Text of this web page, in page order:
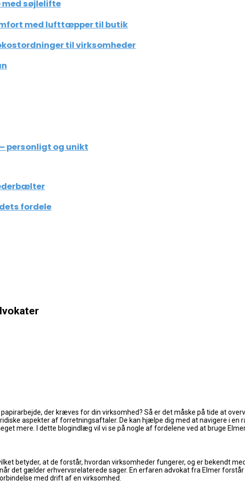
søjlelifte
med lufttæpper til butik
til virksomheder
personligt og unikt
fordele
der kræves for din virksomhed? Så er det måske på tide at
aspekter af forretningsaftaler. De kan hjælpe dig med at navigere i
mere. I dette blogindlæg vil vi se på nogle af fordelene ved at bruge
betyder, at de forstår, hvordan virksomheder fungerer, og er bekendt
det gælder erhvervsrelaterede sager. En erfaren advokat fra Elmer
med drift af en virksomhed.